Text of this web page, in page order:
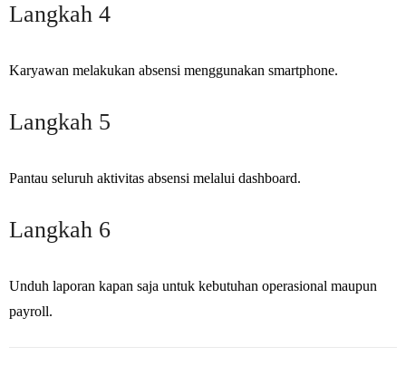
Langkah 4
Karyawan melakukan absensi menggunakan smartphone.
Langkah 5
Pantau seluruh aktivitas absensi melalui dashboard.
Langkah 6
Unduh laporan kapan saja untuk kebutuhan operasional maupun
payroll.